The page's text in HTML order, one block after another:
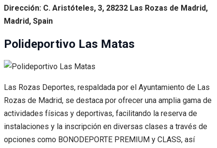
Dirección: C. Aristóteles, 3, 28232 Las Rozas de Madrid,
Madrid, Spain
Polideportivo Las Matas
Las Rozas Deportes, respaldada por el Ayuntamiento de Las
Rozas de Madrid, se destaca por ofrecer una amplia gama de
actividades físicas y deportivas, facilitando la reserva de
instalaciones y la inscripción en diversas clases a través de
opciones como BONODEPORTE PREMIUM y CLASS, así